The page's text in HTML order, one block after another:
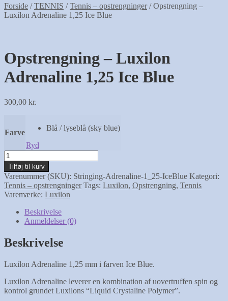
Forside /TENNIS /Tennis – opstrengninger/Opstrengning –
Luxilon Adrenaline 1,25 Ice Blue
Opstrengning – Luxilon
Adrenaline 1,25 Ice Blue
300,00 kr.
Farve
Blå / lyseblå (sky blue)
Ryd
Opstrengning
-
Luxilon
Adrenaline
1,25
Ice
Blue
antal
Tilføj til kurv
Varenummer (SKU): Stringing-Adrenaline-1_25-IceBlue Kategori:
Tennis – opstrengninger Tags: Luxilon, Opstrengning, Tennis
Varemærke: Luxilon
Beskrivelse
Anmeldelser (0)
Beskrivelse
Luxilon Adrenaline 1,25 mm i farven Ice Blue.
Luxilon Adrenaline leverer en kombination af uovertruffen spin og
kontrol grundet Luxilons “Liquid Crystaline Polymer”.